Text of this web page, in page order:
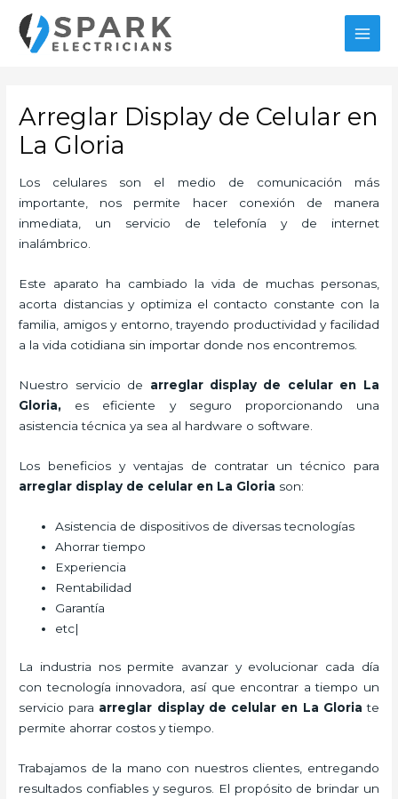
contenido
Arreglar Display de Celular en
La Gloria
Los celulares son el medio de comunicación más
importante, nos permite hacer conexión de manera
inmediata, un servicio de telefonía y de internet
inalámbrico.
Este aparato ha cambiado la vida de muchas personas,
acorta distancias y optimiza el contacto constante con la
familia, amigos y entorno, trayendo productividad y facilidad
a la vida cotidiana sin importar donde nos encontremos.
Nuestro servicio de arreglar display de celular en La
Gloria, es eficiente y seguro proporcionando una
asistencia técnica ya sea al hardware o software.
Los beneficios y ventajas de contratar un técnico para
arreglar display de celular en La Gloria son:
Asistencia de dispositivos de diversas tecnologías
Ahorrar tiempo
Experiencia
Rentabilidad
Garantía
etc|
La industria nos permite avanzar y evolucionar cada día
con tecnología innovadora, así que encontrar a tiempo un
servicio para arreglar display de celular en La Gloria te
permite ahorrar costos y tiempo.
Trabajamos de la mano con nuestros clientes, entregando
resultados confiables y seguros. El propósito de brindar un